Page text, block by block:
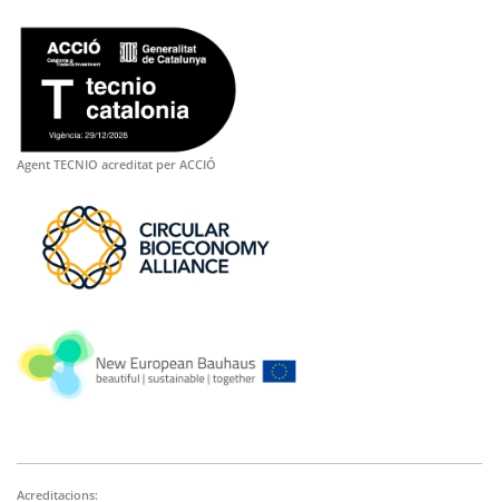
Agent TECNIO acreditat per ACCIÓ
Acreditacions: